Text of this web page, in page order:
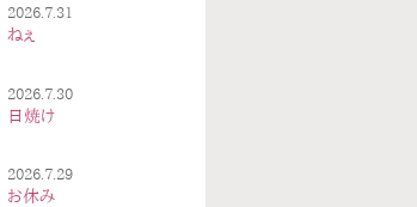
2026.7.31
ねぇ
2026.7.30
日焼け
2026.7.29
お休み